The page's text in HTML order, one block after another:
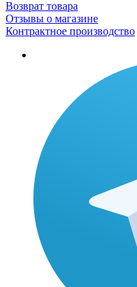
Возврат товара
Отзывы о магазине
Контрактное производство